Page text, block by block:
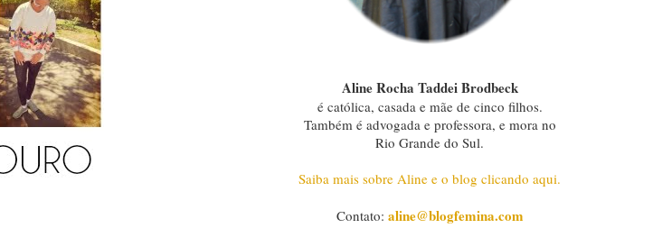
Aline Rocha Taddei Brodbeck
é católica, casada e mãe de cinco filhos.
Também é advogada e professora, e mora no
Rio Grande do Sul.
Saiba mais sobre Aline e o blog clicando aqui.
Contato: aline@blogfemina.com